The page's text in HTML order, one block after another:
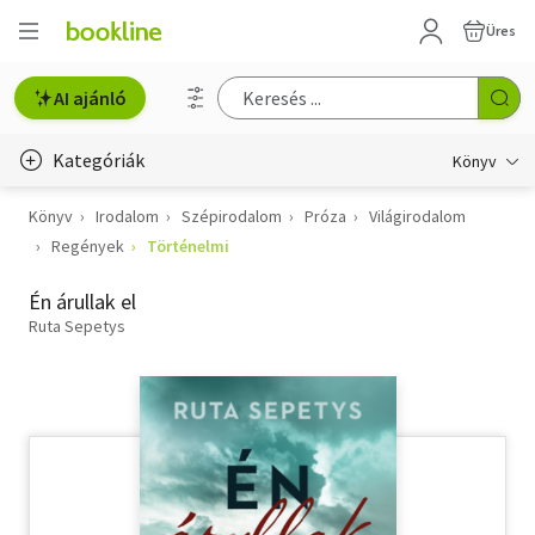
Üres
AI ajánló
Kategóriák Könyv
Életmód, egészség
Gyermek- és ifjúsági
Hobbi, szabadidő
Könyv Irodalom Szépirodalom Próza
Világirodalom
Regények
Történelmi
Én árullak el
Ruta Sepetys